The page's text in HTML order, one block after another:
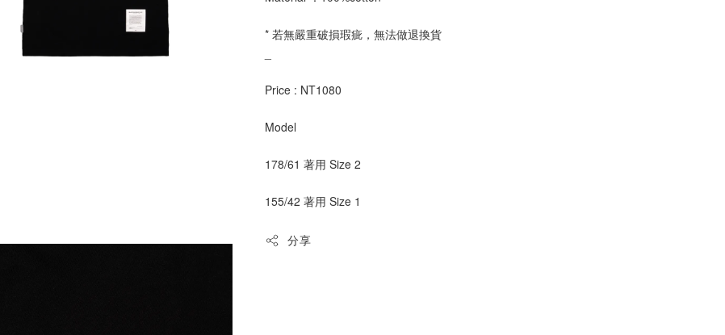
* 若無嚴重破損瑕疵，無法做退換貨
Price : NT1080
Model
178/61 著用 Size 2
155/42 著用 Size 1
分享